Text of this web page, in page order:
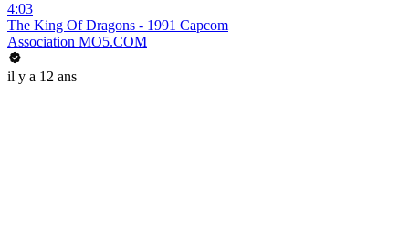
4:03
The King Of Dragons - 1991 Capcom
Association MO5.COM
il y a 12 ans